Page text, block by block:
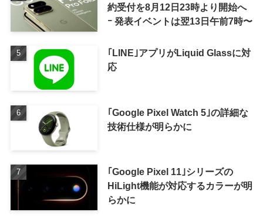
約受付を8月12日23時より開始へ
ｰ 発表イベントは翌13日午前7時〜
｢LINE｣アプリがLiquid Glassに対
応
｢Google Pixel Watch 5｣の詳細な
技術仕様が明らかに
｢Google Pixel 11｣シリーズの
HiLight機能が対応するカラーが明
らかに